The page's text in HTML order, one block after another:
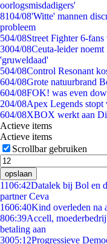
oorlogsmisdadigers'
8104/08'Witte' mannen
probleem
504/08Street Fighter 6-
3004/08Ceuta-leider
'gruweldaad'
504/08Control Resonant
604/08Grote natuurbrand
604/08FOK! was even
204/08Apex Legends
604/08XBOX werkt aan
Actieve items
Actieve items
Scrollbar gebruiken
opslaan
1106:42Datalek bij Bol en
partner Ceva
1606:40Kind overleden na
806:39Accell,
betaling aan
3005:12Progressieve